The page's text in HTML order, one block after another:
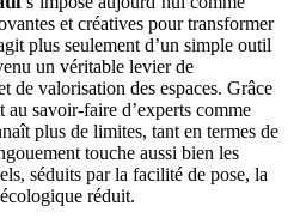
et créatives pour transformer
plus seulement d’un simple outil
un véritable levier de
de valorisation des espaces. Grâce
au savoir-faire d’experts comme
plus de limites, tant en termes de
touche aussi bien les
séduits par la facilité de pose, la
réduit.